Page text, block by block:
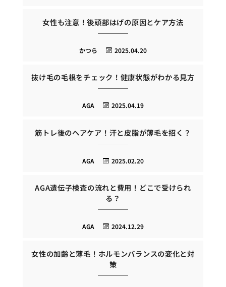
女性も注意！後頭部はげの原因とケア方法
2025.04.20
かつら
抜け毛の毛根をチェック！健康状態がわかる見方
2025.04.19
AGA
筋トレ後のヘアケア！汗と皮脂が薄毛を招く？
2025.02.20
AGA
AGA遺伝子検査の流れと費用！どこで受けられ
る？
2024.12.29
AGA
女性の加齢と薄毛！ホルモンバランスの変化と対
策